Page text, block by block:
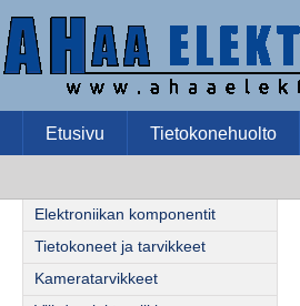
Etusivu Tietokonehuolto
Elektroniikan komponentit
Tietokoneet ja tarvikkeet
Kameratarvikkeet